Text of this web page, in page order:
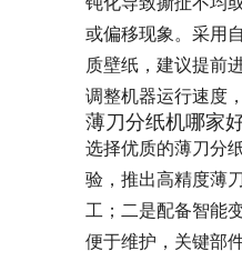
或偏移现象。采用
质壁纸，建议提前
调整机器运行速度
薄刀分纸机哪家
选择优质的薄刀分
验，推出高精度薄
工；二是配备智能
便于维护，关键部